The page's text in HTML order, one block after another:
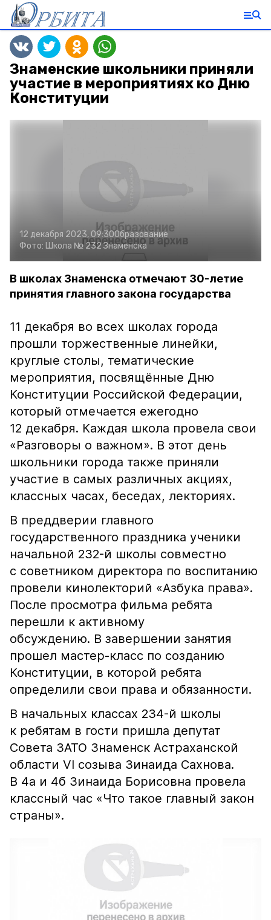
Знаменские школьники приняли
участие в мероприятиях ко Дню
Конституции
12 декабря 2023, 09:30Образование
Фото: Школа № 232 Знаменска
В школах Знаменска отмечают 30-летие
принятия главного закона государства
11 декабря во всех школах города
прошли торжественные линейки,
круглые столы, тематические
мероприятия, посвящённые Дню
Конституции Российской Федерации,
который отмечается ежегодно
12 декабря. Каждая школа провела свои
«Разговоры о важном». В этот день
школьники города также приняли
участие в самых различных акциях,
классных часах, беседах, лекториях.
В преддверии главного
государственного праздника ученики
начальной 232-й школы совместно
с советником директора по воспитанию
провели кинолекторий «Азбука права».
После просмотра фильма ребята
перешли к активному
обсуждению. В завершении занятия
прошел мастер-класс по созданию
Конституции, в которой ребята
определили свои права и обязанности.
В начальных классах 234-й школы
к ребятам в гости пришла депутат
Совета ЗАТО Знаменск Астраханской
области Vl созыва Зинаида Сахнова.
В 4а и 4б Зинаида Борисовна провела
классный час «Что такое главный закон
страны».